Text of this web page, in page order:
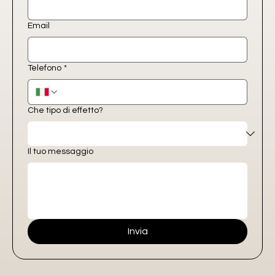
Email
Telefono *
Che tipo di effetto?
Il tuo messaggio
Invia